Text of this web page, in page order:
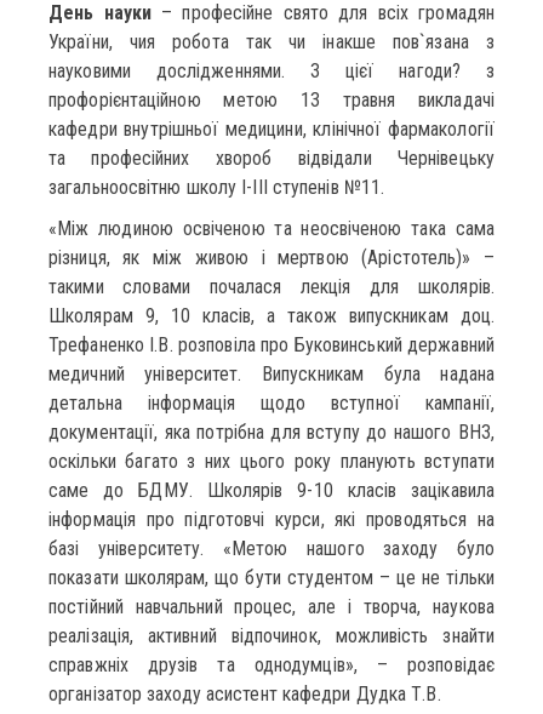
День науки – професійне свято для всіх громадян
України, чия робота так чи інакше пов`язана з
науковими дослідженнями. З цієї нагоди? з
профорієнтаційною метою 13 травня викладачі
кафедри внутрішньої медицини, клінічної фармакології
та професійних хвороб відвідали Чернівецьку
загальноосвітню школу І-ІІІ ступенів №11.
«Між людиною освіченою та неосвіченою така сама
різниця, як між живою і мертвою (Арістотель)» –
такими словами почалася лекція для школярів.
Школярам 9, 10 класів, а також випускникам доц.
Трефаненко І.В. розповіла про Буковинський державний
медичний університет. Випускникам була надана
детальна інформація щодо вступної кампанії,
документації, яка потрібна для вступу до нашого ВНЗ,
оскільки багато з них цього року планують вступати
саме до БДМУ. Школярів 9-10 класів зацікавила
інформація про підготовчі курси, які проводяться на
базі університету. «Метою нашого заходу було
показати школярам, що бути студентом – це не тільки
постійний навчальний процес, але і творча, наукова
реалізація, активний відпочинок, можливість знайти
справжніх друзів та однодумців», – розповідає
організатор заходу асистент кафедри Дудка Т.В.